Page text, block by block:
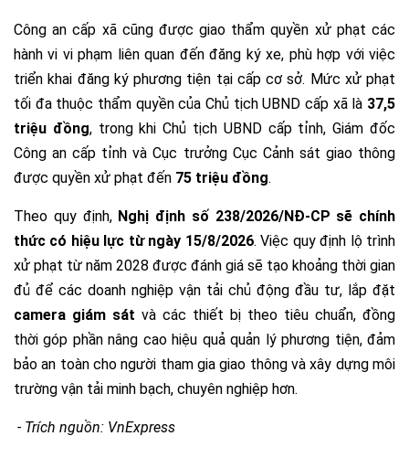
Công an cấp xã cũng được giao thẩm quyền xử phạt các
hành vi vi phạm liên quan đến đăng ký xe, phù hợp với việc
triển khai đăng ký phương tiện tại cấp cơ sở. Mức xử phạt
tối đa thuộc thẩm quyền của Chủ tịch UBND cấp xã là 37,5
triệu đồng, trong khi Chủ tịch UBND cấp tỉnh, Giám đốc
Công an cấp tỉnh và Cục trưởng Cục Cảnh sát giao thông
được quyền xử phạt đến 75 triệu đồng.
Theo quy định, Nghị định số 238/2026/NĐ-CP sẽ chính
thức có hiệu lực từ ngày 15/8/2026. Việc quy định lộ trình
xử phạt từ năm 2028 được đánh giá sẽ tạo khoảng thời gian
đủ để các doanh nghiệp vận tải chủ động đầu tư, lắp đặt
camera giám sát và các thiết bị theo tiêu chuẩn, đồng
thời góp phần nâng cao hiệu quả quản lý phương tiện, đảm
bảo an toàn cho người tham gia giao thông và xây dựng môi
trường vận tải minh bạch, chuyên nghiệp hơn.
- Trích nguồn: VnExpress